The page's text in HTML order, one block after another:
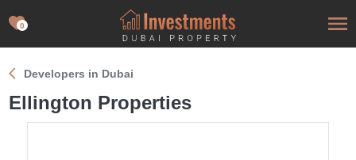
0
Developers in Dubai
Ellington Properties